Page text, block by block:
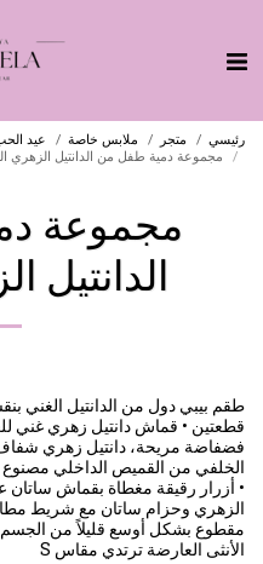
رئيسي متجر ملابس خاصة
عيد الحب
مجموعة دمية طفل من الدانتيل الزهري
مجموعة
الدانتيل
طقم بيبي دول من الدانتيل الغني
قطعتين • قماش دانتيل زهري غني
فضفاضة مريحة، دانتيل زهري
الخلفي من القميص الداخلي
• أزرار رقيقة مغطاة بقماش
الزهري وحزام ساتان مع شريط
مقطوع بشكل أوسع قليلاً من
الأنثى العارضة ترتدي مقاس S